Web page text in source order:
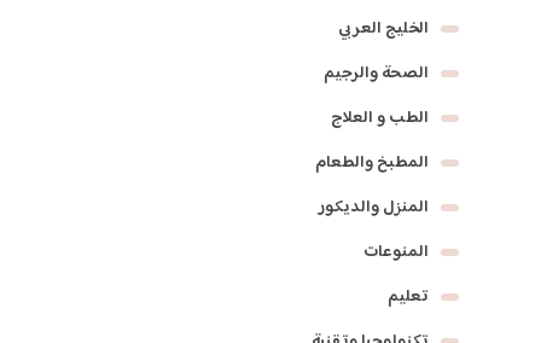
الخليج العربي
الصحة والرجيم
الطب و العلاج
المطبخ والطعام
المنزل والديكور
المنوعات
تعليم